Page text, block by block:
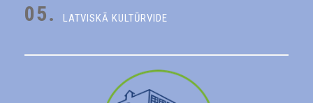
05. LATVISKĀ KULTŪRVIDE